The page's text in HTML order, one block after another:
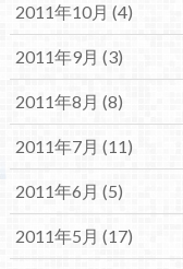
2011年10月 (4)
2011年9月 (3)
2011年8月 (8)
2011年7月 (11)
2011年6月 (5)
2011年5月 (17)